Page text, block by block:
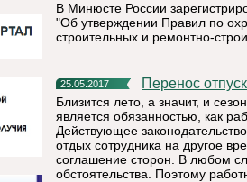
В Минюсте России
"Об утверждении Правил по
строительных и ремонтно-
25.05.2017 Перенос
Близится лето, а значит, и
является обязанностью, как
Действующее
отдых сотрудника на другое
соглашение сторон. В любом
обстоятельства. Поэтому